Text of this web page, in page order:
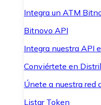
Integra un ATM
Bitnovo API
Integra nuestra API
Conviértete en
Únete a nuestra red
Listar Token